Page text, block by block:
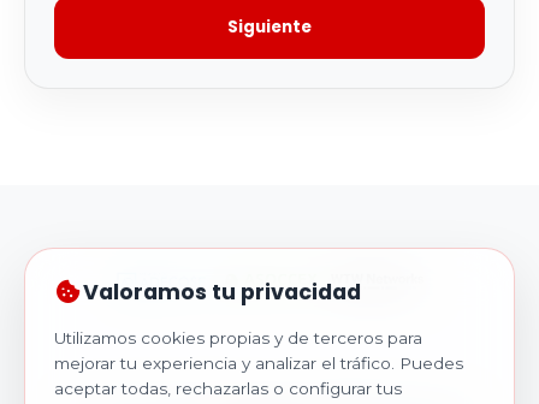
Siguiente
Valoramos tu privacidad
Utilizamos cookies propias y de terceros para
mejorar tu experiencia y analizar el tráfico. Puedes
aceptar todas, rechazarlas o configurar tus